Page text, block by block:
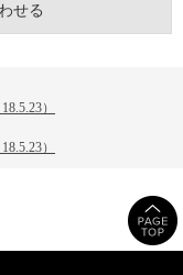
せる
）
）